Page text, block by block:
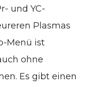
und YC-
Plasmas
Menü ist
ohne
Es gibt einen